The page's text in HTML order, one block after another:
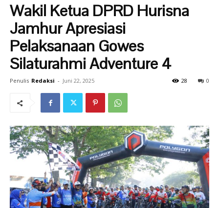
Wakil Ketua DPRD Hurisna
Jamhur Apresiasi
Pelaksanaan Gowes
Silaturahmi Adventure 4
Penulis Redaksi - Juni 22, 2025 0
28